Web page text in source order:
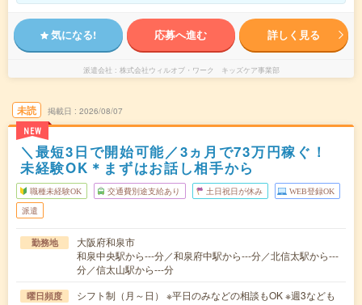
気になる! 応募へ進む 詳しく見る
派遣会社 株式会社ウィルオブ・ワーク キッズケア事業部
未読
NEW
掲載日 2026/08/07
＼最短3日で開始可能／3ヵ月で73万円稼ぐ！
未経験OK＊まずはお話し相手から
職種未経験OK 交通費別途支給あり 土日祝日が休み WEB登録OK
派遣
勤務地
大阪府和泉市
和泉中央駅から---分／和泉府中駅から---分／北信太駅から---
分／信太山駅から---分
曜日頻度
シフト制（月～日） ※平日のみなどの相談もOK ※週3なども